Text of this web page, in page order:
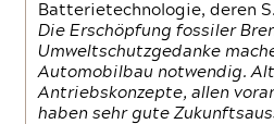
Batterietechnologie, deren
Die Erschöpfung fossiler
Umweltschutzgedanke
Automobilbau notwendig.
Antriebskonzepte, allen
haben sehr gute